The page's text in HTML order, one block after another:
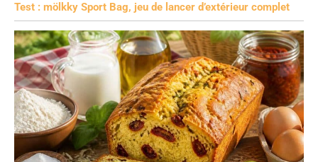
Test : mölkky Sport Bag, jeu de lancer d’extérieur complet